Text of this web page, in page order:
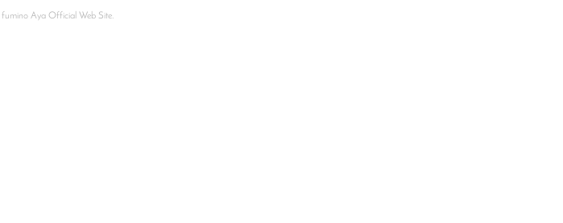
fumino Aya Official Web Site.